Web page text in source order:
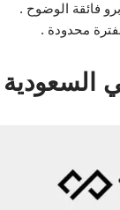
فائقة الوضوح .
محدودة .